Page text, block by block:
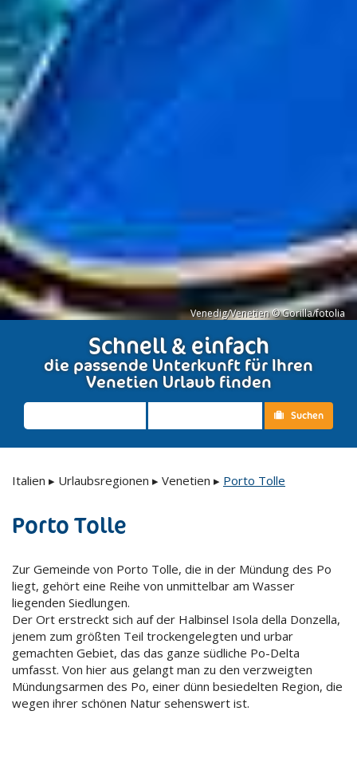
Venedig/Venetien © Gorilla/fotolia
Schnell & einfach
die passende Unterkunft für Ihren
Venetien Urlaub finden
Suchen
Italien ▸ Urlaubsregionen ▸ Venetien ▸ Porto Tolle
Porto Tolle
Zur Gemeinde von Porto Tolle, die in der Mündung des Po
liegt, gehört eine Reihe von unmittelbar am Wasser
liegenden Siedlungen.
Der Ort erstreckt sich auf der Halbinsel Isola della Donzella,
jenem zum größten Teil trockengelegten und urbar
gemachten Gebiet, das das ganze südliche Po-Delta
umfasst. Von hier aus gelangt man zu den verzweigten
Mündungsarmen des Po, einer dünn besiedelten Region, die
wegen ihrer schönen Natur sehenswert ist.